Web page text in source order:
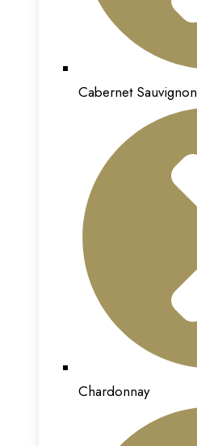
Cabernet Sauvignon
Chardonnay